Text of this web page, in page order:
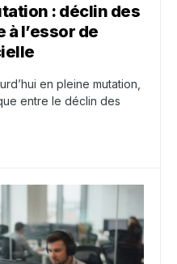
: déclin des
à l’essor de
en pleine mutation,
entre le déclin des